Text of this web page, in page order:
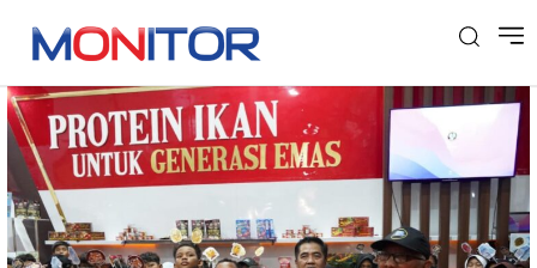
Tag: Indo Fisheries